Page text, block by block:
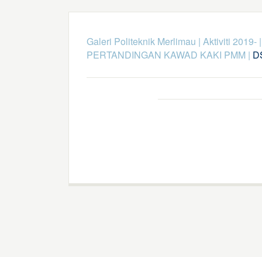
Galeri Politeknik Merlimau | Aktiviti 2019-
PERTANDINGAN KAWAD KAKI PMM |